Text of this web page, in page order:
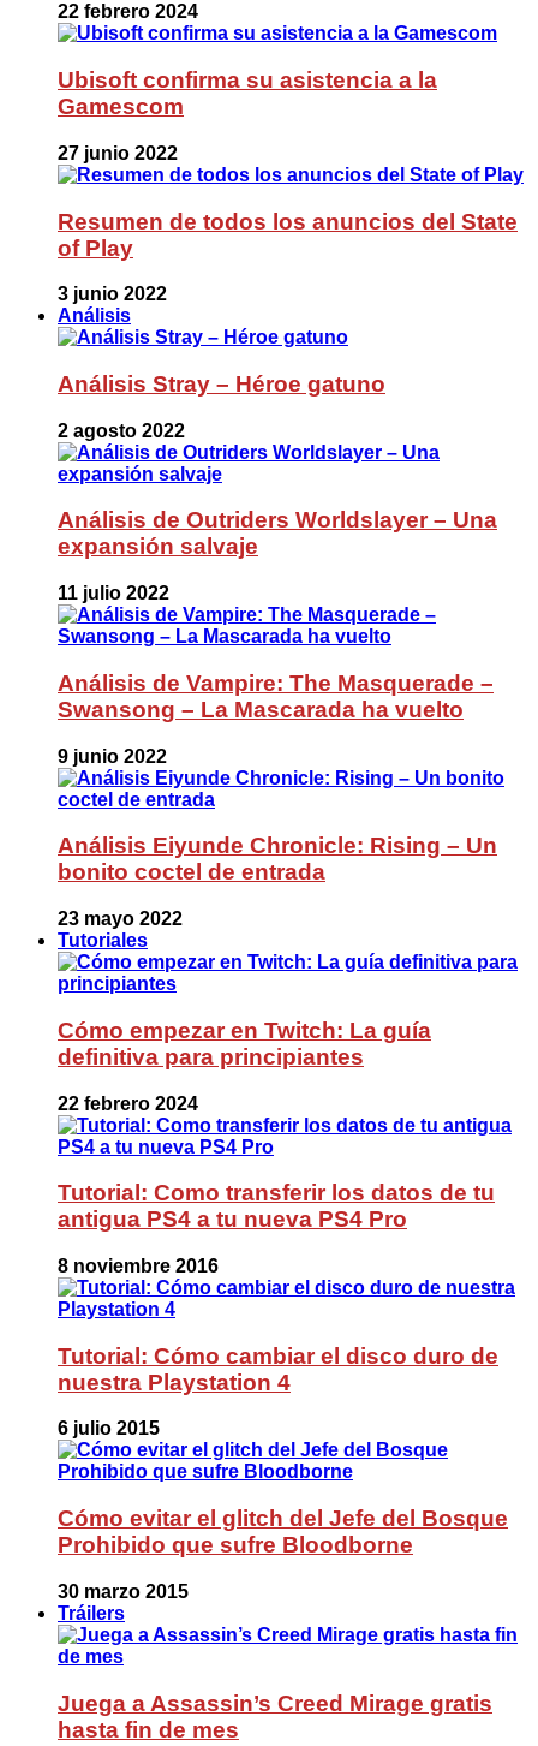
22 febrero 2024
Ubisoft confirma su asistencia a la
Gamescom
27 junio 2022
Resumen de todos los anuncios del State
of Play
3 junio 2022
Análisis
Análisis Stray – Héroe gatuno
2 agosto 2022
Análisis de Outriders Worldslayer – Una
expansión salvaje
11 julio 2022
Análisis de Vampire: The Masquerade –
Swansong – La Mascarada ha vuelto
9 junio 2022
Análisis Eiyunde Chronicle: Rising – Un
bonito coctel de entrada
23 mayo 2022
Tutoriales
Cómo empezar en Twitch: La guía
definitiva para principiantes
22 febrero 2024
Tutorial: Como transferir los datos de tu
antigua PS4 a tu nueva PS4 Pro
8 noviembre 2016
Tutorial: Cómo cambiar el disco duro de
nuestra Playstation 4
6 julio 2015
Cómo evitar el glitch del Jefe del Bosque
Prohibido que sufre Bloodborne
30 marzo 2015
Tráilers
Juega a Assassin’s Creed Mirage gratis
hasta fin de mes